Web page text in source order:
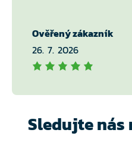
Ověřený zákazník
26. 7. 2026
Sledujte nás